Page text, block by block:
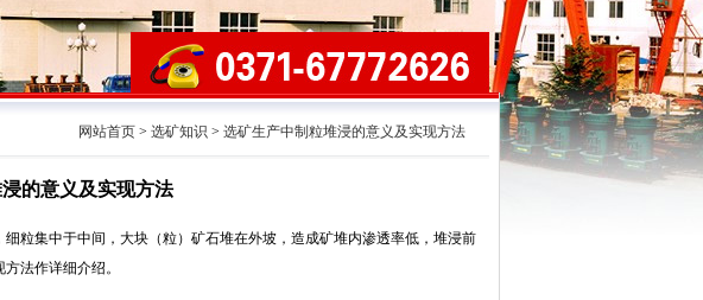
网站首页> 选矿知识 > 选矿生产中制粒堆浸的意义及实现方法
的意义及实现方法
粒集中于中间，大块（粒）矿石堆在外坡，造成矿堆内渗透率低，堆浸前
法作详细介绍。